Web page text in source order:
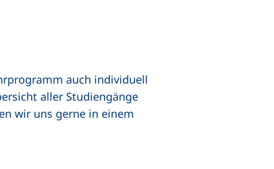
auch individuell
aller Studiengänge
wir uns gerne in einem